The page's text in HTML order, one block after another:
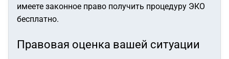
имеете законное право получить процедуру ЭКО
бесплатно.
Правовая оценка вашей ситуации